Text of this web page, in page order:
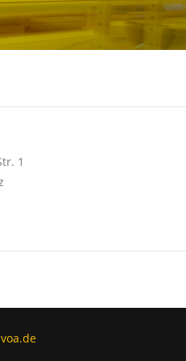
1
voa.de